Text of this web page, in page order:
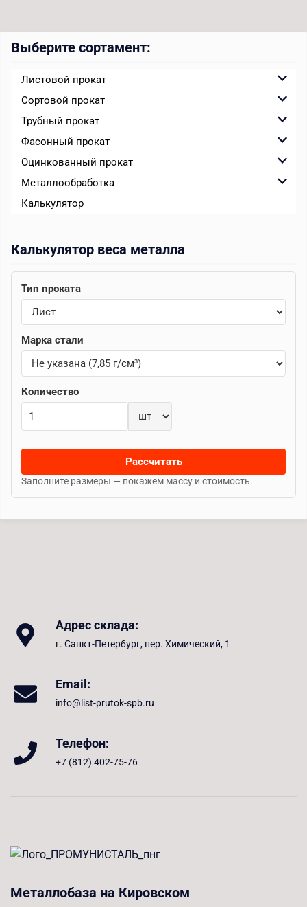
Выберите сортамент:
Листовой прокат
Сортовой прокат
Трубный прокат
Фасонный прокат
Оцинкованный прокат
Металлообработка
Калькулятор
Калькулятор веса металла
Тип проката
Марка стали
Количество
Рассчитать
Заполните размеры — покажем массу и стоимость.
Адрес склада:
г. Санкт-Петербург, пер. Химический, 1
Email:
info@list-prutok-spb.ru
Телефон:
+7 (812) 402-75-76
Металлобаза на Кировском